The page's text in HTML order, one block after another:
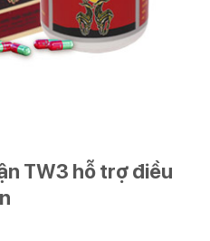
TW3 hỗ trợ điều